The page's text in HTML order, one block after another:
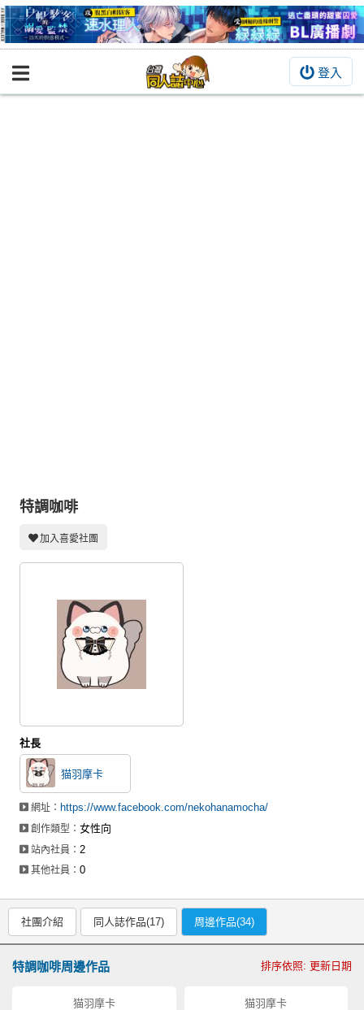
登入
BOOKY書集倉庫
攤位轉讓區
會員功能選單
會員中心
註冊會員
登入
特調咖啡
加入喜愛社團
社長
猫羽摩卡
網址： https://www.facebook.com/nekohanamocha/
創作類型：女性向
站內社員：2
其他社員：0
社團介紹 同人誌作品(17) 周邊作品(34)
特調咖啡周邊作品 排序依照: 更新日期
猫羽摩卡 猫羽摩卡